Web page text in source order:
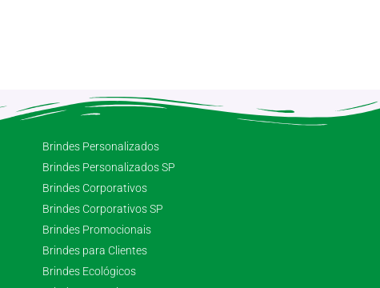
Brindes Personalizados
Brindes Personalizados SP
Brindes Corporativos
Brindes Corporativos SP
Brindes Promocionais
Brindes para Clientes
Brindes Ecológicos